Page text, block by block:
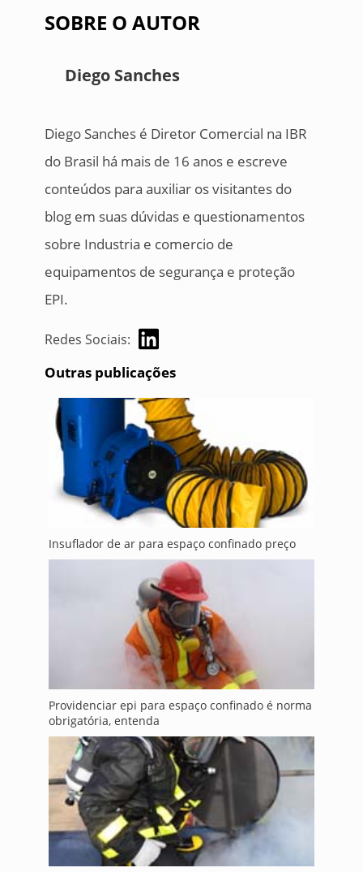
SOBRE O AUTOR
Diego Sanches
Diego Sanches é Diretor Comercial na IBR
do Brasil há mais de 16 anos e escreve
conteúdos para auxiliar os visitantes do
blog em suas dúvidas e questionamentos
sobre Industria e comercio de
equipamentos de segurança e proteção
EPI.
Redes Sociais:
Outras publicações
Insuflador de ar para espaço confinado preço
Providenciar epi para espaço confinado é norma
obrigatória, entenda